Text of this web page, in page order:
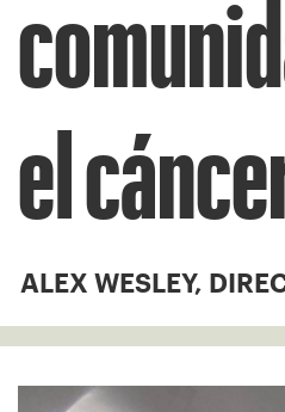
el
ALEX WESLEY,